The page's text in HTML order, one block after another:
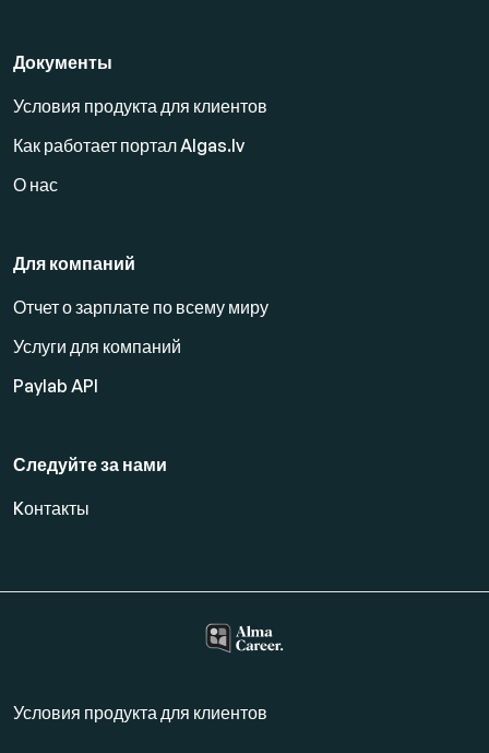
Документы
Условия продукта для клиентов
Как работает портал Algas.lv
О нас
Для компаний
Отчет о зарплате по всему миру
Услуги для компаний
Paylab API
Следуйте за нами
Kонтакты
Условия продукта для клиентов